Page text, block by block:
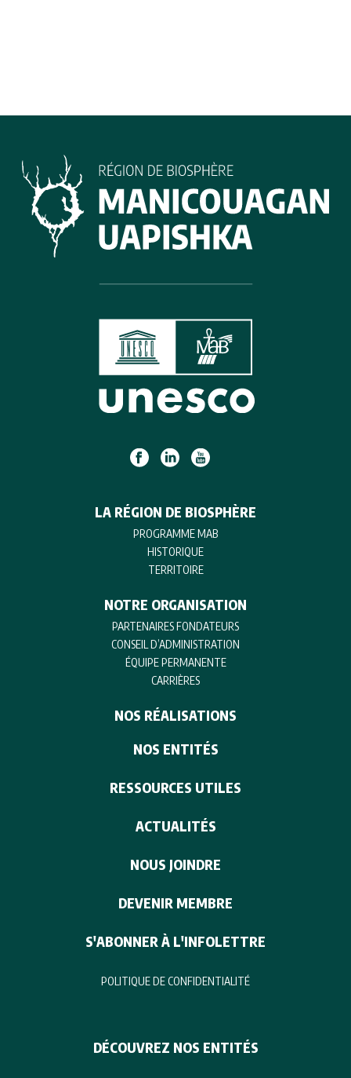
LA RÉGION DE BIOSPHÈRE
PROGRAMME MAB
HISTORIQUE
TERRITOIRE
NOTRE ORGANISATION
PARTENAIRES FONDATEURS
CONSEIL D’ADMINISTRATION
ÉQUIPE PERMANENTE
CARRIÈRES
NOS RÉALISATIONS
NOS ENTITÉS
RESSOURCES UTILES
ACTUALITÉS
NOUS JOINDRE
DEVENIR MEMBRE
S'ABONNER À L'INFOLETTRE
POLITIQUE DE CONFIDENTIALITÉ
DÉCOUVREZ NOS ENTITÉS